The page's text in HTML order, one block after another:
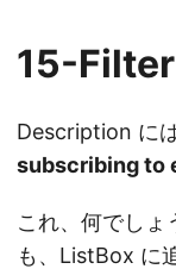
15-
Description に
subscribing to
これ、何でし
も、ListBox に